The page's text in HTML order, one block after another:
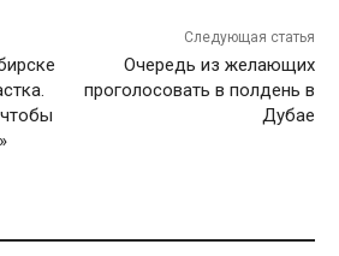
Следующая статья
Очередь из желающих
проголосовать в полдень в
Дубае